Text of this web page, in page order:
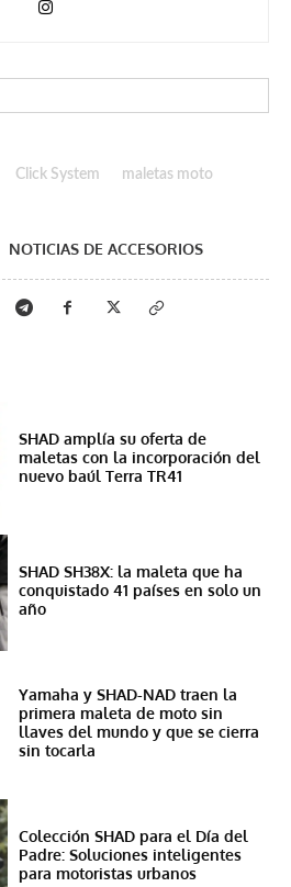
Click System
maletas moto
NOTICIAS DE ACCESORIOS
SHAD amplía su oferta de
maletas con la incorporación del
nuevo baúl Terra TR41
SHAD SH38X: la maleta que ha
conquistado 41 países en solo un
año
Yamaha y SHAD-NAD traen la
primera maleta de moto sin
llaves del mundo y que se cierra
sin tocarla
Colección SHAD para el Día del
Padre: Soluciones inteligentes
para motoristas urbanos